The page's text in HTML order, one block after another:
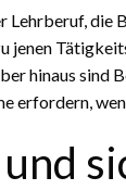
Lehrberuf,
jenen
hinaus sind
erfordern,